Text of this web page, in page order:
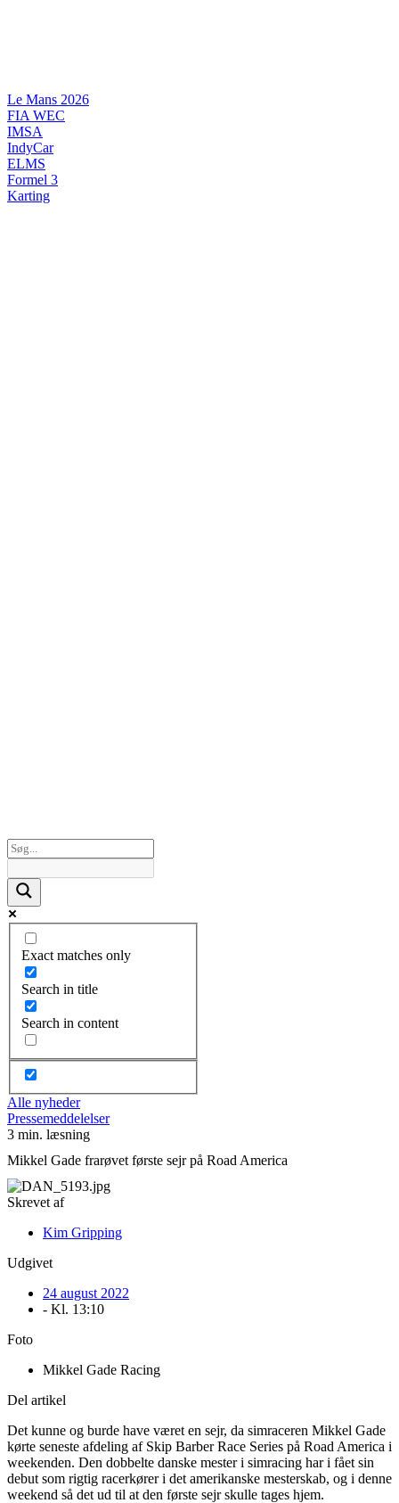
Le Mans 2026
FIA WEC
IMSA
IndyCar
ELMS
Formel 3
Karting
Exact matches only
Search in title
Search in content
Alle nyheder
Pressemeddelelser
3 min. læsning
Mikkel Gade frarøvet første sejr på Road America
Skrevet af
Kim Gripping
Udgivet
24 august 2022
- Kl. 13:10
Foto
Mikkel Gade Racing
Del artikel
Det kunne og burde have været en sejr, da simraceren Mikkel Gade
kørte seneste afdeling af Skip Barber Race Series på Road America i
weekenden. Den dobbelte danske mester i simracing har i fået sin
debut som rigtig racerkører i det amerikanske mesterskab, og i denne
weekend så det ud til at den første sejr skulle tages hjem.